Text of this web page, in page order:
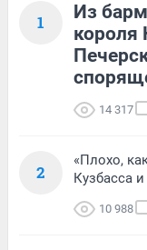
1
Из
короля
14 317
2
«Плохо,
Кузбасса
10 988